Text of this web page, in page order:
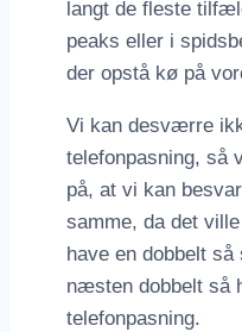
langt de fleste
peaks eller i
der opstå kø på
Vi kan desværre
telefonpasning, så
på, at vi kan
samme, da det
have en dobbelt
næsten dobbelt så
telefonpasning.